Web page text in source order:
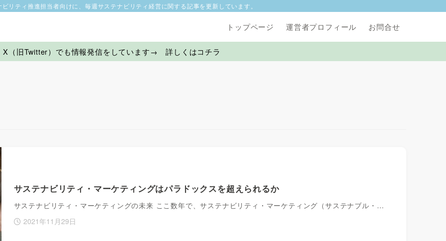
リティ推進担当者向けに、毎週サステナビリティ経営に関する記事を更新しています。
トップページ 運営者プロフィール お問合せ
X（旧Twitter）でも情報発信をしています→ 詳しくはコチラ
サステナビリティ・マーケティングはパラドックスを超えられるか
サステナビリティ・マーケティングの未来 ここ数年で、サステナビリティ・マーケティング（サステナブル・…
2021年11月29日